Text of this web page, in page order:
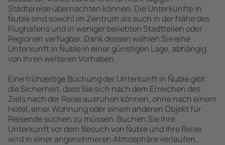
Städtereise übernachten können. Die Unterkünfte in
Ñuble sind sowohl im Zentrum als auch in der Nähe des
Flughafens und in weniger beliebten Stadtteilen oder
Regionen verfügbar. Dank dessen wählen Sie eine
Unterkunft in Ñuble in einer günstigen Lage, abhängig
von Ihren weiteren Vorhaben.
Eine frühzeitige Buchung der Unterkunft in Ñuble gibt
die Sicherheit, dass Sie sich nach dem Erreichen des
Ziels nach der Reise ausruhen können, ohne nach einem
Hotel, einer Wohnung oder einem anderen Objekt für
Reisende suchen zu müssen. Buchen Sie Ihre
Unterkunft vor dem Besuch von Ñuble und Ihre Reise
wird in einer angenehmeren Atmosphäre verlaufen.